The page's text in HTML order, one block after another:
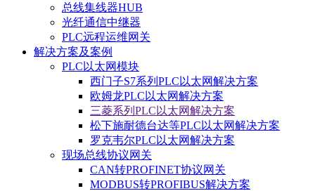
总线集线器HUB
光纤通信中继器
PLC远程运维网关
解决方案及案例
PLC以太网模块
西门子S7系列PLC以太网解决方案
欧姆龙PLC以太网解决方案
三菱系列PLC以太网解决方案
松下施耐德台达等PLC以太网解决方案
罗克韦尔PLC以太网解决方案
现场总线协议网关
CAN转PROFINET协议网关
MODBUS转PROFIBUS解决方案